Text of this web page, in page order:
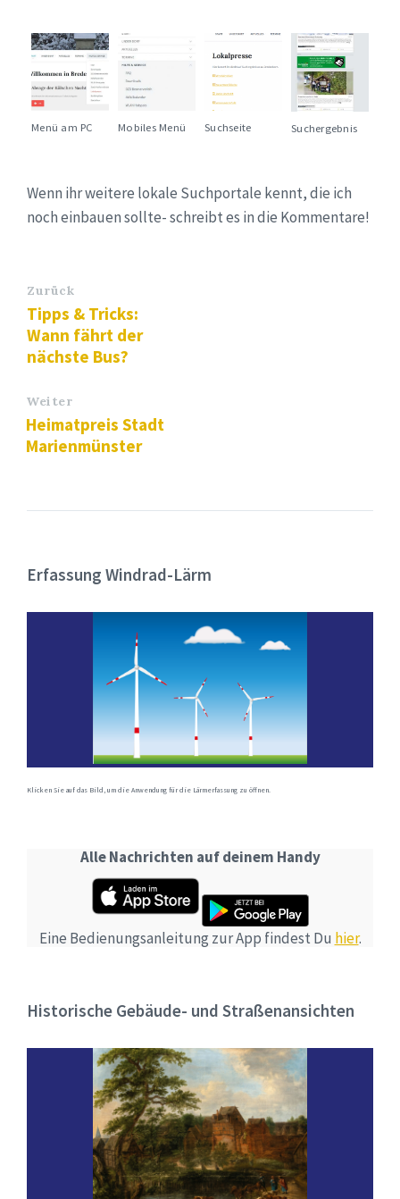
Menü am PC Mobiles Menü Suchseite Suchergebnis
Wenn ihr weitere lokale Suchportale kennt, die ich
noch einbauen sollte- schreibt es in die Kommentare!
Zurück
Tipps & Tricks:
Wann fährt der
nächste Bus?
Weiter
Heimatpreis Stadt
Marienmünster
Erfassung Windrad-Lärm
Klicken Sie auf das Bild, um die Anwendung für die Lärmerfassung zu öffnen.
Alle Nachrichten auf deinem Handy
Eine Bedienungsanleitung zur App findest Du hier.
Historische Gebäude- und Straßenansichten